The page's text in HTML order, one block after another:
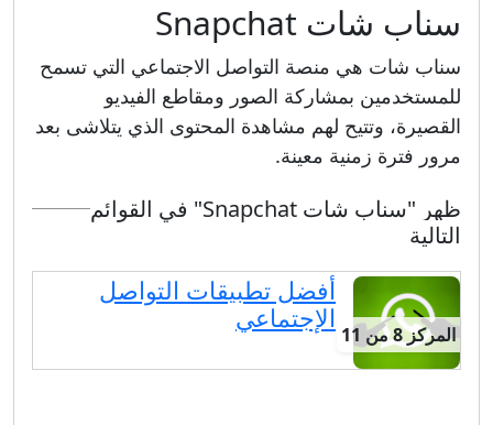
سناب شات Snapchat
سناب شات هي منصة التواصل الاجتماعي التي تسمح
للمستخدمين بمشاركة الصور ومقاطع الفيديو
القصيرة، وتتيح لهم مشاهدة المحتوى الذي يتلاشى بعد
مرور فترة زمنية معينة.
ظهر "سناب شات Snapchat" في القوائم
التالية
المركز 8 من 11
أفضل تطبيقات التواصل
الإجتماعي